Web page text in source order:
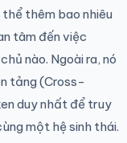
thêm bao nhiêu
tâm đến việc
nào. Ngoài ra, nó
tảng (Cross-
duy nhất để truy
một hệ sinh thái.